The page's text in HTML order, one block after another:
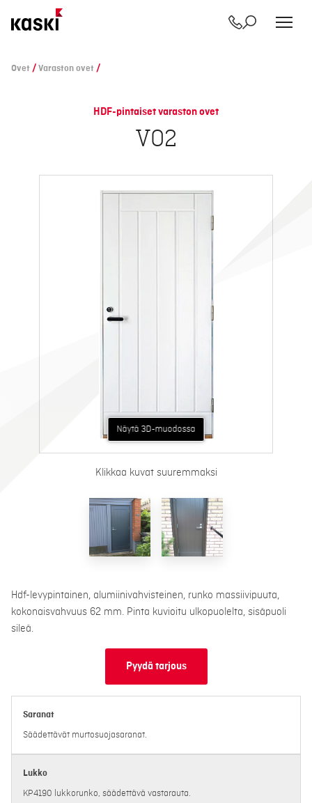
sisältöön
Yhteystiedot
Etsi
Ovet / Varaston ovet /
HDF-pintaiset varaston ovet
VO2
Näytä 3D-muodossa
Näytä AR-muodossa
Klikkaa kuvat suuremmaksi
Hdf-levypintainen, alumiinivahvisteinen, runko massiivipuuta,
kokonaisvahvuus 62 mm. Pinta kuvioitu ulkopuolelta, sisäpuoli
sileä.
Pyydä tarjous
Saranat
Säädettävät murtosuojasaranat.
Lukko
KP4190 lukkorunko, säädettävä vastarauta.